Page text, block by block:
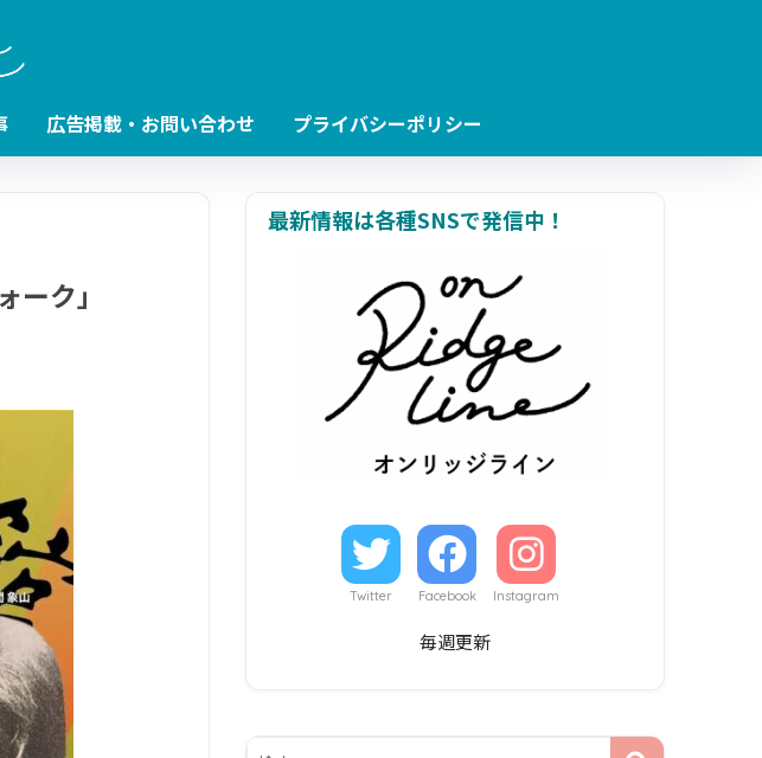
広告掲載・お問い合わせ プライバシーポリシー
ーク」
最新情報は各種SNSで発信中！
Twitter Facebook Instagram
毎週更新